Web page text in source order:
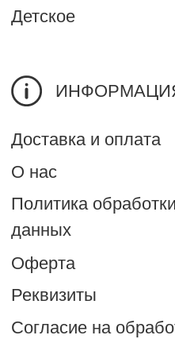
Сделать заказ
Время работы:
ПТ-ВС: 11:00-23:00
Адрес:
Воронеж, ул. Героев
Красной Армии, 7
Прием доставок:
ПН-ЧТ: 10:30 - 20:30